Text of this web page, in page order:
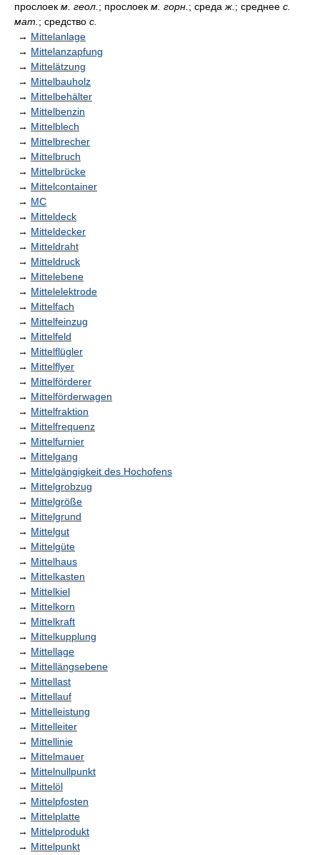
прослоек м. геол. ; прослоек м. горн. ; среда ж. ; среднее с.
мат. ; средство с.
→ Mittelanlage
→ Mittelanzapfung
→ Mittelätzung
→ Mittelbauholz
→ Mittelbehälter
→ Mittelbenzin
→ Mittelblech
→ Mittelbrecher
→ Mittelbruch
→ Mittelbrücke
→ Mittelcontainer
→ MC
→ Mitteldeck
→ Mitteldecker
→ Mitteldraht
→ Mitteldruck
→ Mittelebene
→ Mittelelektrode
→ Mittelfach
→ Mittelfeinzug
→ Mittelfeld
→ Mittelflügler
→ Mittelflyer
→ Mittelförderer
→ Mittelförderwagen
→ Mittelfraktion
→ Mittelfrequenz
→ Mittelfurnier
→ Mittelgang
→ Mittelgängigkeit des Hochofens
→ Mittelgrobzug
→ Mittelgröße
→ Mittelgrund
→ Mittelgut
→ Mittelgüte
→ Mittelhaus
→ Mittelkasten
→ Mittelkiel
→ Mittelkorn
→ Mittelkraft
→ Mittelkupplung
→ Mittellage
→ Mittellängsebene
→ Mittellast
→ Mittellauf
→ Mittelleistung
→ Mittelleiter
→ Mittellinie
→ Mittelmauer
→ Mittelnullpunkt
→ Mittelöl
→ Mittelpfosten
→ Mittelplatte
→ Mittelprodukt
→ Mittelpunkt